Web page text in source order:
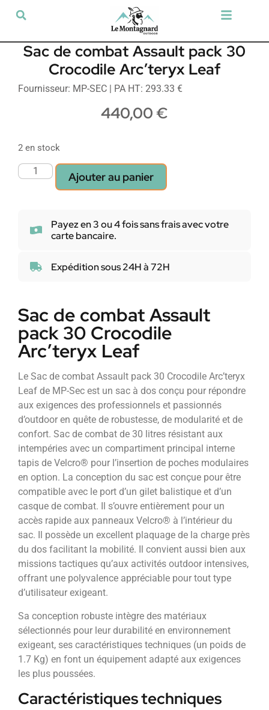
Sac de combat Assault pack 30
Crocodile Arc’teryx Leaf
Fournisseur: MP-SEC | PA HT: 293.33 €
440,00 €
2 en stock
Ajouter au panier
Payez en 3 ou 4 fois sans frais avec votre
carte bancaire.
Expédition sous 24H à 72H
Sac de combat Assault
pack 30 Crocodile
Arc’teryx Leaf
Le Sac de combat Assault pack 30 Crocodile Arc’teryx
Leaf de MP-Sec est un sac à dos conçu pour répondre
aux exigences des professionnels et passionnés
d’outdoor en quête de robustesse, de modularité et de
confort. Sac de combat de 30 litres résistant aux
intempéries avec un compartiment principal interne
tapis de Velcro® pour l’insertion de poches modulaires
en option. La conception du sac est conçue pour être
compatible avec le port d’un gilet balistique et d’un
casque de combat. Il s’ouvre entièrement pour un
accès rapide aux panneaux Velcro® à l’intérieur du
sac. Il possède un excellent plaquage de la charge près
du dos facilitant la mobilité. Il convient aussi bien aux
missions tactiques qu’aux activités outdoor intensives,
offrant une polyvalence appréciable pour tout type
d’utilisateur exigeant.
Sa conception robuste intègre des matériaux
sélectionnés pour leur durabilité en environnement
exigeant, ses caractéristiques techniques (un poids de
1.7 Kg) en font un équipement adapté aux exigences
les plus poussées.
Caractéristiques techniques